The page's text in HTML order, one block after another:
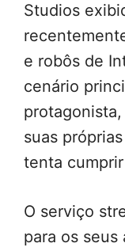
Studios
e robôs de
cenário
suas
tenta
O serviço
para os seus